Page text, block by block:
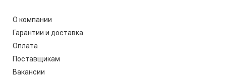
О компании
Гарантии и доставка
Оплата
Поставщикам
Вакансии